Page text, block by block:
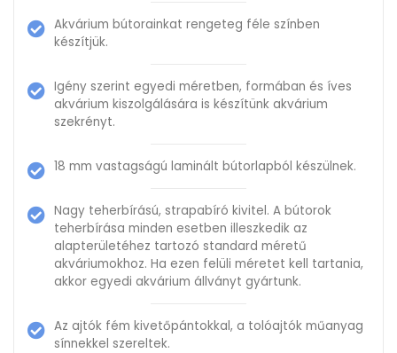
Akvárium bútorainkat rengeteg féle színben
készítjük.
Igény szerint egyedi méretben, formában és íves
akvárium kiszolgálására is készítünk akvárium
szekrényt.
18 mm vastagságú laminált bútorlapból készülnek.
Nagy teherbírású, strapabíró kivitel. A bútorok
teherbírása minden esetben illeszkedik az
alapterületéhez tartozó standard méretű
akváriumokhoz. Ha ezen felüli méretet kell tartania,
akkor egyedi akvárium állványt gyártunk.
Az ajtók fém kivetőpántokkal, a tolóajtók műanyag
sínnekkel szereltek.